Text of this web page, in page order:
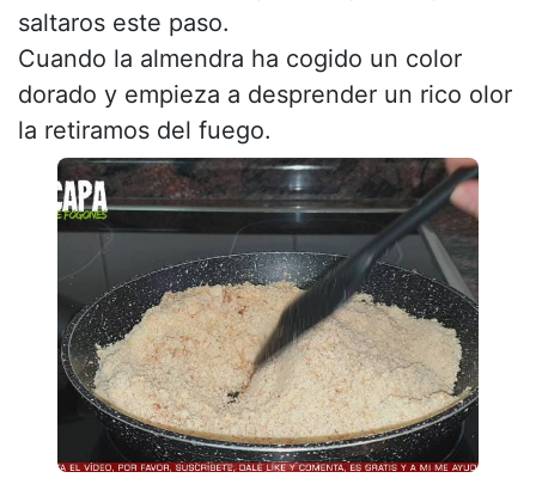
saltaros este paso.
Cuando la almendra ha cogido un color
dorado y empieza a desprender un rico olor
la retiramos del fuego.